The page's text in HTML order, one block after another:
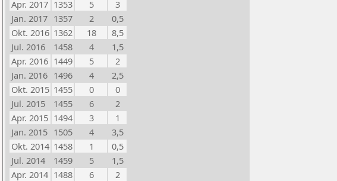
Apr. 2017 1353 5
3
Jan. 2017 1357 2
0,5
Okt. 2016 1362 18
8,5
Jul. 2016
1458 4
1,5
Apr. 2016 1449 5
2
Jan. 2016 1496 4
2,5
Okt. 2015 1455 0
0
Jul. 2015
1455 6
2
Apr. 2015 1494 3
1
Jan. 2015 1505 4
3,5
Okt. 2014 1458 1
0,5
Jul. 2014
1459 5
1,5
Apr. 2014 1488 6
2